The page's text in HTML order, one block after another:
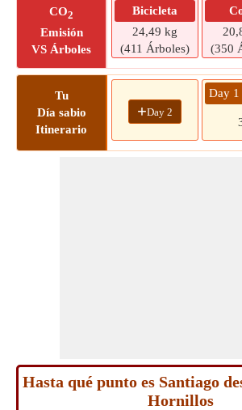
CO2
Emisión
VS Árboles
Bicicleta
24,49 kg
(411 Árboles)
(350
Tu
Día sabio
Itinerario
+Day 2
Day 1
Hasta qué punto es Santiago
Hornillos